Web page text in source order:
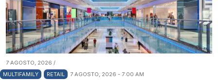
7 AGOSTO, 2026 /
MULTIFAMILY
RETAIL 7 AGOSTO, 2026 - 7:00 AM